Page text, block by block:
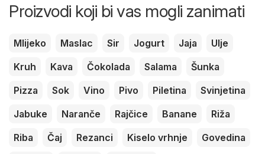
Proizvodi koji bi vas mogli zanimati
Mlijeko Maslac Sir Jogurt Jaja
Ulje
Kruh
Kava Čokolada Salama
Šunka
Pizza
Sok Vino Pivo Piletina
Svinjetina
Jabuke
Naranče Rajčice Banane
Riža
Riba
Čaj Rezanci Kiselo vrhnje
Govedina